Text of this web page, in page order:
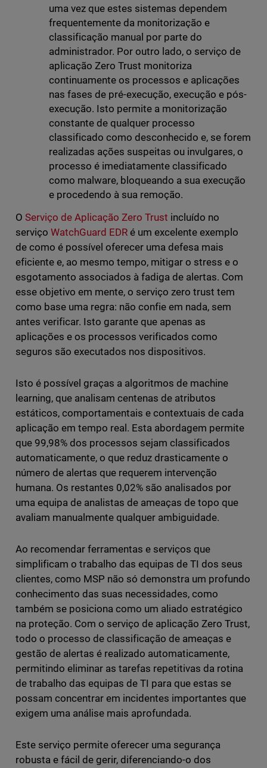
uma vez que estes sistemas dependem
frequentemente da monitorização e
classificação manual por parte do
administrador. Por outro lado, o serviço de
aplicação Zero Trust monitoriza
continuamente os processos e aplicações
nas fases de pré-execução, execução e pós-
execução. Isto permite a monitorização
constante de qualquer processo
classificado como desconhecido e, se forem
realizadas ações suspeitas ou invulgares, o
processo é imediatamente classificado
como malware, bloqueando a sua execução
e procedendo à sua remoção.
O Serviço de Aplicação Zero Trust incluído no
serviço WatchGuard EDRé um excelente exemplo
de como é possível oferecer uma defesa mais
eficiente e, ao mesmo tempo, mitigar o stress e o
esgotamento associados à fadiga de alertas. Com
esse objetivo em mente, o serviço zero trust tem
como base uma regra: não confie em nada, sem
antes verificar. Isto garante que apenas as
aplicações e os processos verificados como
seguros são executados nos dispositivos.
Isto é possível graças a algoritmos de machine
learning, que analisam centenas de atributos
estáticos, comportamentais e contextuais de cada
aplicação em tempo real. Esta abordagem permite
que 99,98% dos processos sejam classificados
automaticamente, o que reduz drasticamente o
número de alertas que requerem intervenção
humana. Os restantes 0,02% são analisados por
uma equipa de analistas de ameaças de topo que
avaliam manualmente qualquer ambiguidade.
Ao recomendar ferramentas e serviços que
simplificam o trabalho das equipas de TI dos seus
clientes, como MSP não só demonstra um profundo
conhecimento das suas necessidades, como
também se posiciona como um aliado estratégico
na proteção. Com o serviço de aplicação Zero Trust,
todo o processo de classificação de ameaças e
gestão de alertas é realizado automaticamente,
permitindo eliminar as tarefas repetitivas da rotina
de trabalho das equipas de TI para que estas se
possam concentrar em incidentes importantes que
exigem uma análise mais aprofundada.
Este serviço permite oferecer uma segurança
robusta e fácil de gerir, diferenciando-o dos